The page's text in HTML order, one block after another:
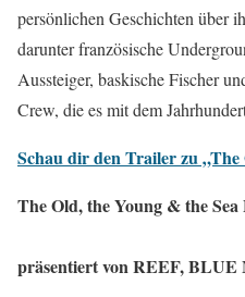
persönlichen Geschichten über
darunter französische
Aussteiger, baskische Fischer
Crew, die es mit dem
Schau dir den Trailer zu
The Old, the Young & the
präsentiert von REEF,